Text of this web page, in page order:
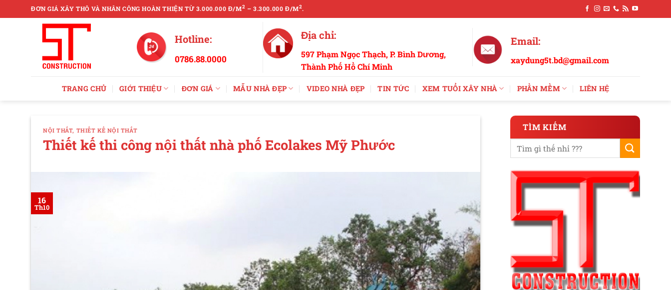
to
ĐƠN GIÁ XÂY THÔ VÀ NHÂN CÔNG HOÀN THIỆN TỪ 3.000.000 Đ/M2 – 3.300.000 Đ/M2.
Hotline:
0786.88.0000
Địa chỉ:
597 Phạm Ngọc Thạch, P. Bình Dương,
Thành Phố Hồ Chí Minh
Email:
xaydung5t.bd@gmail.com
TRANG CHỦ GIỚI THIỆU ĐƠN GIÁ MẪU NHÀ ĐẸP VIDEO NHÀ ĐẸP TIN TỨC XEM TUỔI XÂY NHÀ PHẦN MỀM LIÊN HỆ
NỘI THẤT, THIẾT KẾ NỘI THẤT
Thiết kế thi công nội thất nhà phố Ecolakes Mỹ Phước
16
Th10
TÌM KIẾM